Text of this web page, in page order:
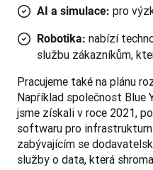
AI a simulace: pro
Robotika: nabízí
službu zákazníkům,
Pracujeme také na plánu
Například společnost Blue
jsme získali v roce 2021,
softwaru pro
zabývajícím se
služby o data, která